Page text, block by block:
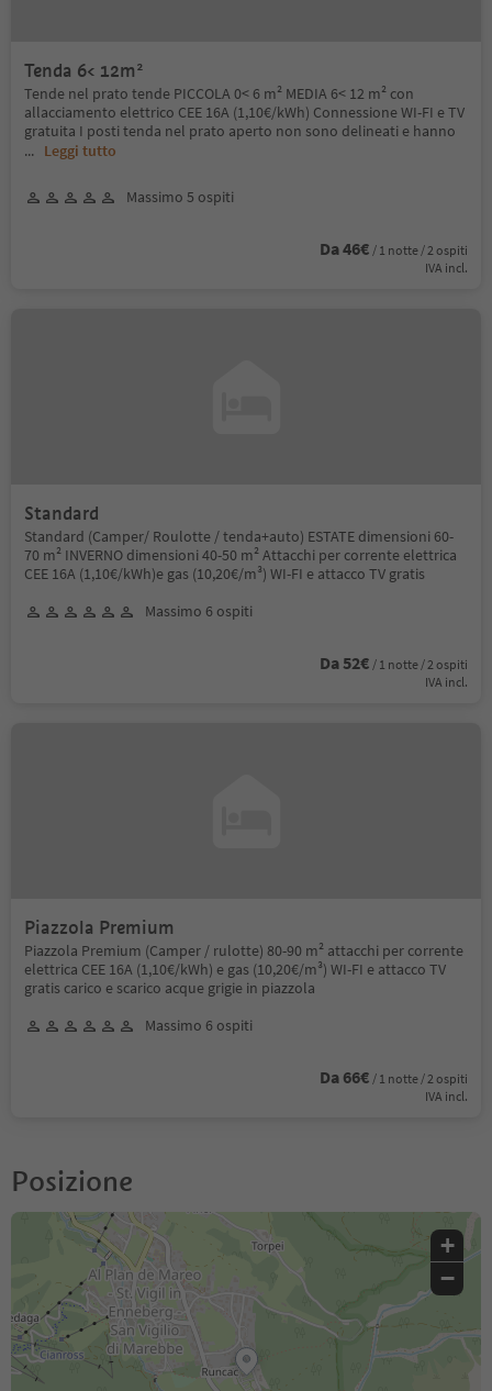
Tenda 6< 12m²
Tende nel prato tende PICCOLA 0< 6 m² MEDIA 6< 12 m² con
allacciamento elettrico CEE 16A (1,10€/kWh) Connessione WI-FI e TV
gratuita I posti tenda nel prato aperto non sono delineati e hanno
... Leggi tutto
Massimo 5 ospiti
Da 46€ / 1 notte / 2 ospiti
IVA incl.
Standard
Standard (Camper/ Roulotte / tenda+auto) ESTATE dimensioni 60-
70 m² INVERNO dimensioni 40-50 m² Attacchi per corrente elettrica
CEE 16A (1,10€/kWh)e gas (10,20€/m³) WI-FI e attacco TV gratis
Massimo 6 ospiti
Da 52€ / 1 notte / 2 ospiti
IVA incl.
Piazzola Premium
Piazzola Premium (Camper / rulotte) 80-90 m² attacchi per corrente
elettrica CEE 16A (1,10€/kWh) e gas (10,20€/m³) WI-FI e attacco TV
gratis carico e scarico acque grigie in piazzola
Massimo 6 ospiti
Da 66€ / 1 notte / 2 ospiti
IVA incl.
Posizione
+
−